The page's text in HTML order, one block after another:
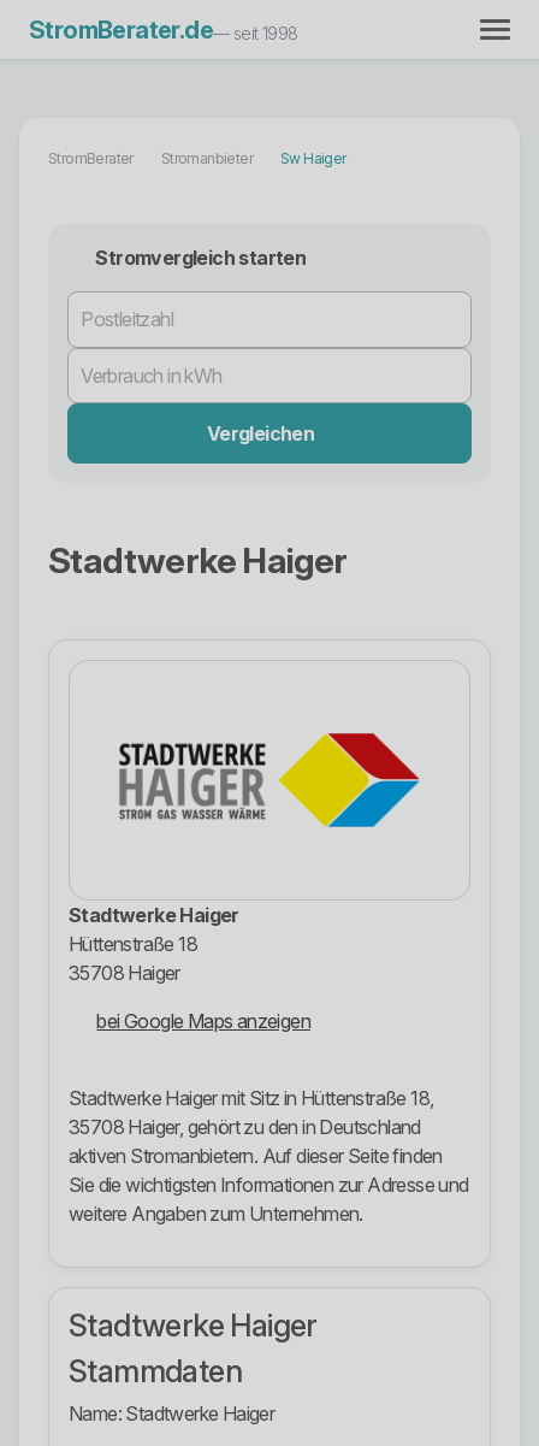
StromBerater.de— seit 1998
StromBerater Stromanbieter Sw Haiger
Stromvergleich starten
Vergleichen
Stadtwerke Haiger
Stadtwerke Haiger
Hüttenstraße 18
35708 Haiger
bei Google Maps anzeigen
Stadtwerke Haiger mit Sitz in Hüttenstraße 18,
35708 Haiger, gehört zu den in Deutschland
aktiven Stromanbietern. Auf dieser Seite finden
Sie die wichtigsten Informationen zur Adresse und
weitere Angaben zum Unternehmen.
Stadtwerke Haiger
Stammdaten
Name: Stadtwerke Haiger